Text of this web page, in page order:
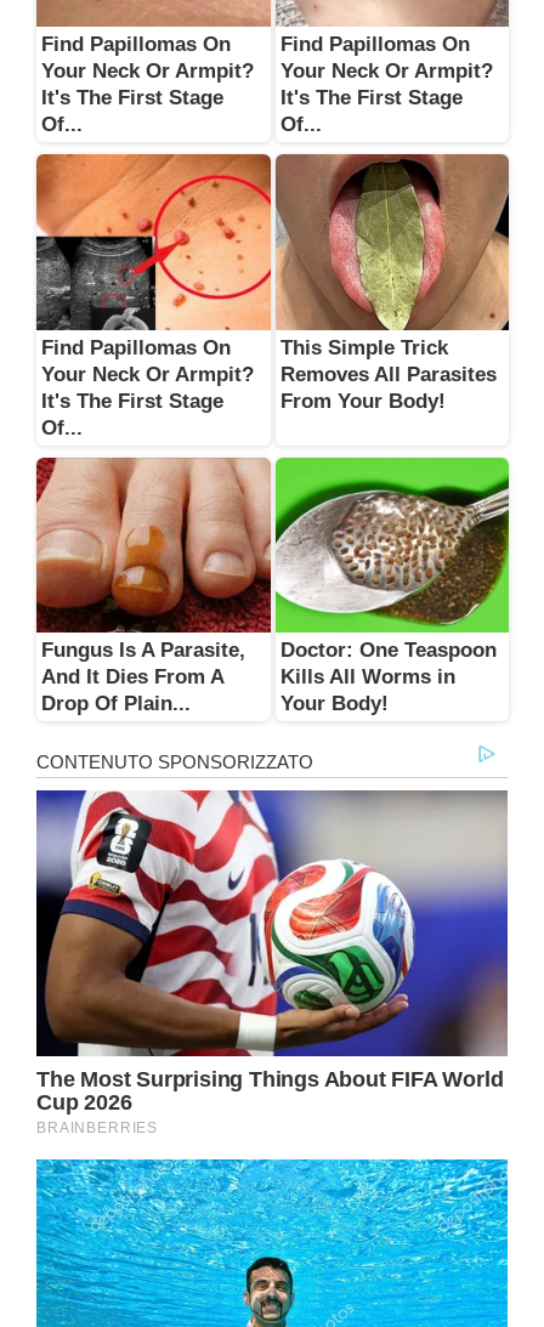
Find Papillomas On
Your Neck Or Armpit?
It's The First Stage
Of...
Find Papillomas On
Your Neck Or Armpit?
It's The First Stage
Of...
Find Papillomas On
Your Neck Or Armpit?
It's The First Stage
Of...
This Simple Trick
Removes All Parasites
From Your Body!
Fungus Is A Parasite,
And It Dies From A
Drop Of Plain...
Doctor: One Teaspoon
Kills All Worms in
Your Body!